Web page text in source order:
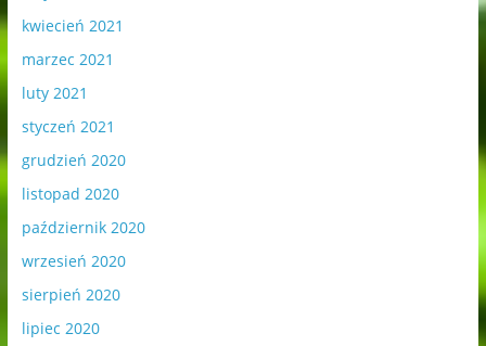
kwiecień 2021
marzec 2021
luty 2021
styczeń 2021
grudzień 2020
listopad 2020
październik 2020
wrzesień 2020
sierpień 2020
lipiec 2020